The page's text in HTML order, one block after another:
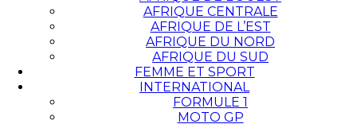
AFRIQUE CENTRALE
AFRIQUE DE L’EST
AFRIQUE DU NORD
AFRIQUE DU SUD
FEMME ET SPORT
INTERNATIONAL
FORMULE 1
MOTO GP